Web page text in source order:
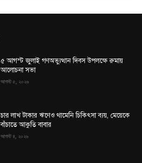
৫ আগস্ট জুলাই গণঅভ্যুত্থান দিবস উপলক্ষে রুমায়
আলোচনা সভা
আগস্ট ৫, ২০২৬
চার লাখ টাকার ঋণেও থামেনি চিকিৎসা ব্যয়, মেয়েকে
বাঁচাতে আকুতি বাবার
আগস্ট ৪, ২০২৬